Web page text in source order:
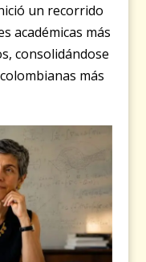
un recorrido
académicas más
consolidándose
más